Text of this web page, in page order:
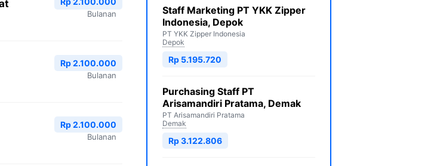
Bulanan
Rp 2.100.000
Bulanan
Rp 2.100.000
Bulanan
Staff Marketing PT YKK Zipper
Indonesia, Depok
PT YKK Zipper Indonesia
Depok
Rp 5.195.720
Purchasing Staff PT
Arisamandiri Pratama, Demak
PT Arisamandiri Pratama
Demak
Rp 3.122.806